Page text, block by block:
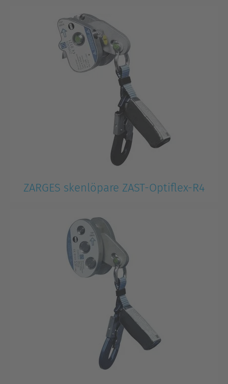
ZARGES skenlöpare ZAST-Optiflex-R4